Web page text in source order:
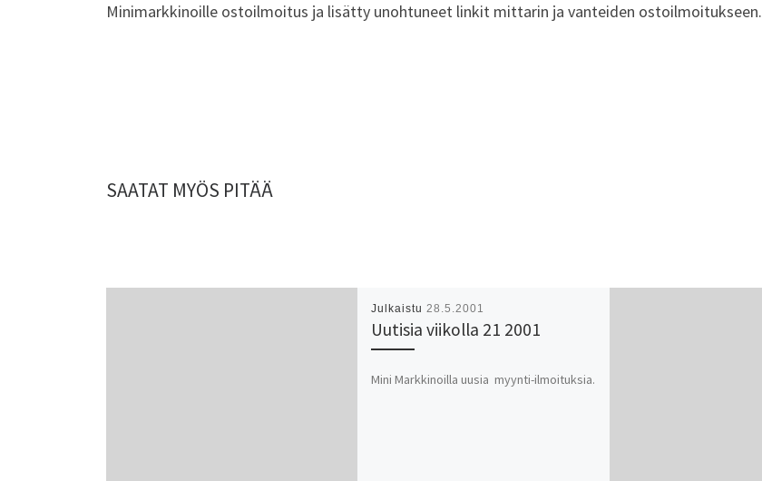
Minimarkkinoille ostoilmoitus ja lisätty unohtuneet linkit mittarin ja vanteiden ostoilmoitukseen.
SAATAT MYÖS PITÄÄ
Julkaistu 28.5.2001
Uutisia viikolla 21 2001
Mini Markkinoilla uusia myynti-ilmoituksia.